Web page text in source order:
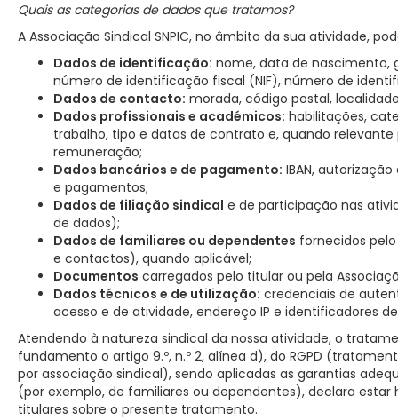
Quais as categorias de dados que tratamos?
A Associação Sindical SNPIC, no âmbito da sua atividade,
Dados de identificação: nome, data de nascimento,
número de identificação fiscal (NIF), número de
Dados de contacto: morada, código postal,
Dados profissionais e académicos: habilitações,
trabalho, tipo e datas de contrato e, quando
remuneração;
Dados bancários e de pagamento: IBAN,
e pagamentos;
Dados de filiação sindical e de participação nas
de dados);
Dados de familiares ou dependentes fornecidos
e contactos), quando aplicável;
Documentos carregados pelo titular ou pela
Dados técnicos e de utilização: credenciais de
acesso e de atividade, endereço IP e identificadores
Atendendo à natureza sindical da nossa atividade, o
fundamento o artigo 9.º, n.º 2, alínea d), do RGPD
por associação sindical), sendo aplicadas as garantias
(por exemplo, de familiares ou dependentes), declara
titulares sobre o presente tratamento.